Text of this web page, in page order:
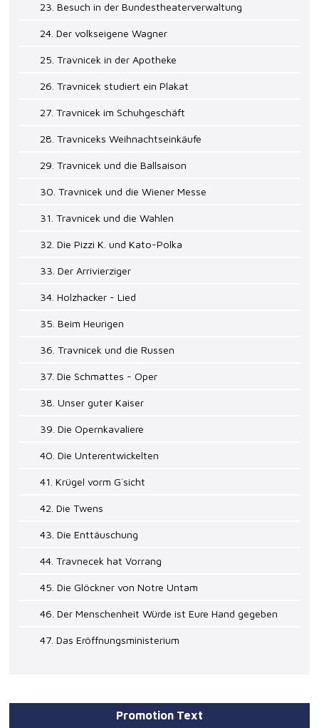
23. Besuch in der Bundestheaterverwaltung
24. Der volkseigene Wagner
25. Travnicek in der Apotheke
26. Travnicek studiert ein Plakat
27. Travnicek im Schuhgeschäft
28. Travniceks Weihnachtseinkäufe
29. Travnicek und die Ballsaison
30. Travnicek und die Wiener Messe
31. Travnicek und die Wahlen
32. Die Pizzi K. und Kato-Polka
33. Der Arrivierziger
34. Holzhacker - Lied
35. Beim Heurigen
36. Travnicek und die Russen
37. Die Schmattes - Oper
38. Unser guter Kaiser
39. Die Opernkavaliere
40. Die Unterentwickelten
41. Krügel vorm G´sicht
42. Die Twens
43. Die Enttäuschung
44. Travnecek hat Vorrang
45. Die Glöckner von Notre Untam
46. Der Menschenheit Würde ist Eure Hand gegeben
47. Das Eröffnungsministerium
Promotion Text